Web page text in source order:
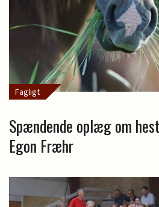
Fagligt
Spændende oplæg om
Egon Fræhr